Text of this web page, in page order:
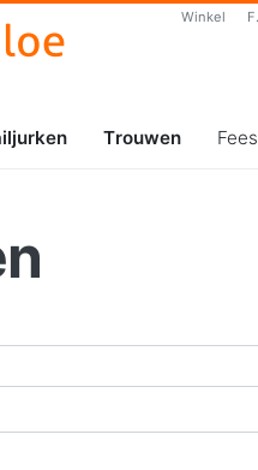
Winkel
Trouwen